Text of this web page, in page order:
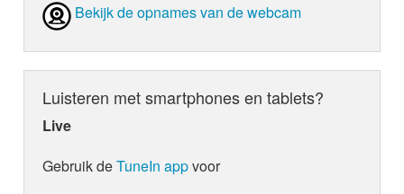
Bekijk de opnames van de webcam
Luisteren met smartphones en tablets?
Live
Gebruik deTuneIn appvoor